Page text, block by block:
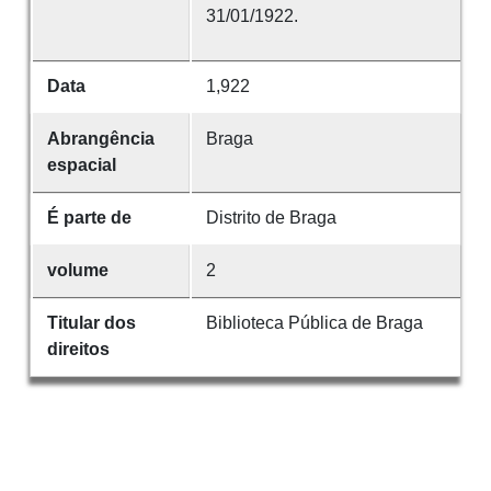
31/01/1922.
Data 1,922
Abrangência
espacial
Braga
É parte de Distrito de Braga
volume 2
Titular dos
direitos
Biblioteca Pública de Braga